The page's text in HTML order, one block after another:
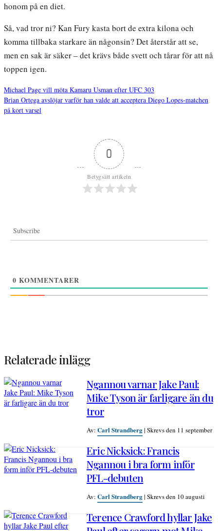
honom på en diet.
Så, vad tror ni? Kan Fury kasta bort de extra kilona och
komma tillbaka starkare än någonsin? Det återstår att se,
men en sak är säker – det krävs både svett och tårar för att nå
toppen igen.
Inläggsnavigering
Michael Page vill möta Kamaru Usman efter UFC 303
Brian Ortega avslöjar varför han valde att acceptera Diego Lopes-matchen
på kort varsel
0
Betygsätt artikeln
Subscribe
0 KOMMENTARER
Relaterade inlägg
Ngannou varnar Jake Paul:
Mike Tyson är farligare än du
tror
Av: Carl Strandberg| Skrevs den 11 september
Eric Nicksick: Francis
Ngannou i bra form inför
PFL-debuten
Av: Carl Strandberg| Skrevs den 10 augusti
Terence Crawford hyllar Jake